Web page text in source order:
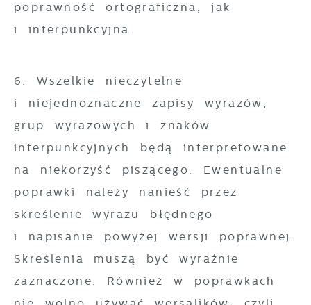
poprawność ortograficzna, jak
i interpunkcyjna.
6. Wszelkie nieczytelne
i niejednoznaczne zapisy wyrazów,
grup wyrazowych i znaków
interpunkcyjnych będą interpretowane
na niekorzyść piszącego. Ewentualne
poprawki należy nanieść przez
skreślenie wyrazu błędnego
i napisanie powyżej wersji poprawnej.
Skreślenia muszą być wyraźnie
zaznaczone. Również w poprawkach